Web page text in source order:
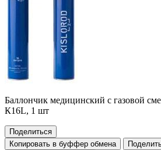
Баллончик медицинский с газовой
К16L, 1 шт
Поделиться
Копировать в буффер обмена